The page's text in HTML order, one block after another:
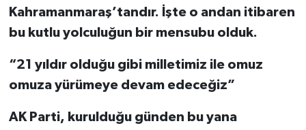
Kahramanmaraş’tandır. İşte o andan itibaren
bu kutlu yolculuğun bir mensubu olduk.
“21 yıldır olduğu gibi milletimiz ile omuz
omuza yürümeye devam edeceğiz”
AK Parti, kurulduğu günden bu yana